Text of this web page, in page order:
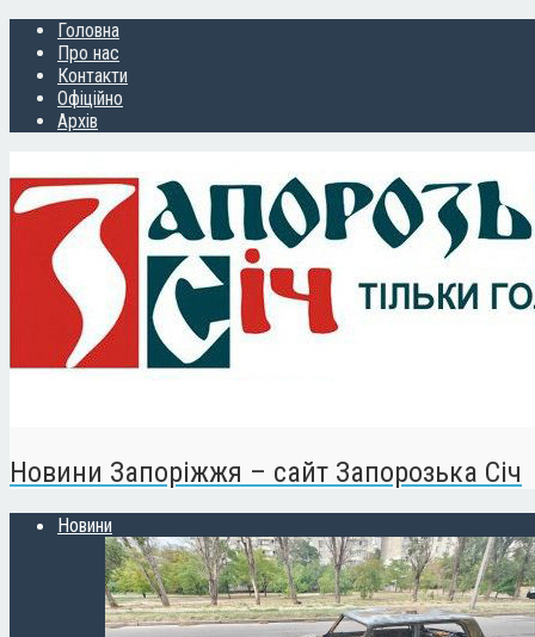
Головна
Про нас
Контакти
Офіційно
Архів
Новини Запоріжжя – сайт Запорозька Січ
Новини